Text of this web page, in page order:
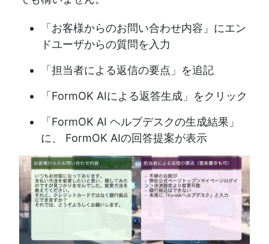
「お客様からのお問い合わせ内容」にエン
ドユーザからの質問を入力
「担当者による返信の要点」を追記
「FormOK AIによる返答生成」をクリック
「FormOK AI ヘルプデスクの生成結果」
に、 FormOK AIの回答提案が表示